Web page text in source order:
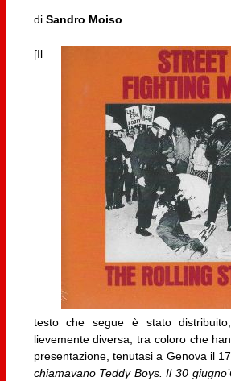
di Sandro Moiso
[Il
testo che segue è stato
lievemente diversa, tra coloro che
presentazione, tenutasi a Genova il
chiamavano Teddy Boys. Il 30